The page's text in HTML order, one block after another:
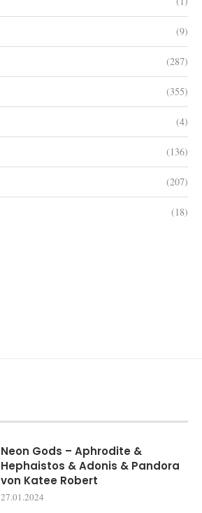
(9)
(287)
(355)
(4)
(136)
(207)
(18)
Neon Gods – Aphrodite &
Hephaistos & Adonis & Pandora
von Katee Robert
27.01.2024